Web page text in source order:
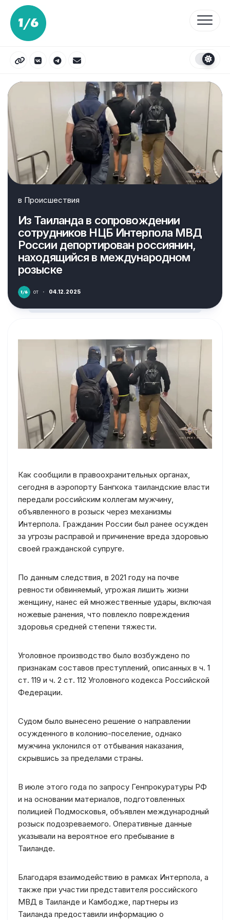
Перейти
содержанию
в Происшествия
Из Таиланда в сопровождении
сотрудников НЦБ Интерпола МВД
России депортирован россиянин,
находящийся в международном
розыске
от · 04.12.2025
Как сообщили в правоохранительных органах,
сегодня в аэропорту Бангкока таиландские власти
передали российским коллегам мужчину,
объявленного в розыск через механизмы
Интерпола. Гражданин России был ранее осужден
за угрозы расправой и причинение вреда здоровью
своей гражданской супруге.
По данным следствия, в 2021 году на почве
ревности обвиняемый, угрожая лишить жизни
женщину, нанес ей множественные удары, включая
ножевые ранения, что повлекло повреждения
здоровья средней степени тяжести.
Уголовное производство было возбуждено по
признакам составов преступлений, описанных в ч. 1
ст. 119 и ч. 2 ст. 112 Уголовного кодекса Российской
Федерации.
Судом было вынесено решение о направлении
осужденного в колонию-поселение, однако
мужчина уклонился от отбывания наказания,
скрывшись за пределами страны.
В июле этого года по запросу Генпрокуратуры РФ
и на основании материалов, подготовленных
полицией Подмосковья, объявлен международный
розыск подозреваемого. Оперативные данные
указывали на вероятное его пребывание в
Таиланде.
Благодаря взаимодействию в рамках Интерпола, а
также при участии представителя российского
МВД в Таиланде и Камбодже, партнеры из
Таиланда предоставили информацию о